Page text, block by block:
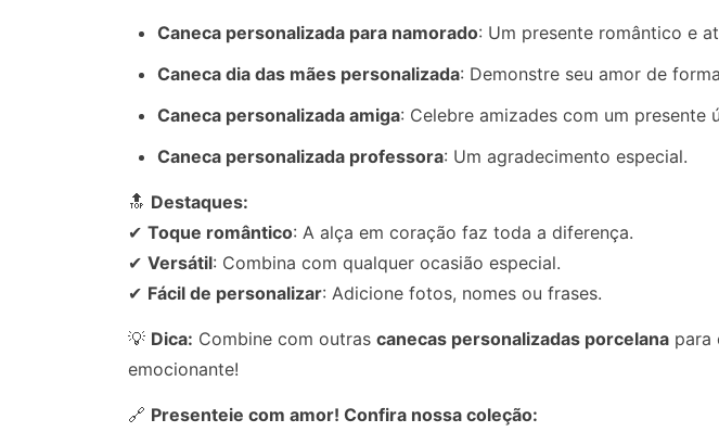
Caneca personalizada para namorado: Um presente romântico e
Caneca dia das mães personalizada: Demonstre seu amor de
Caneca personalizada amiga: Celebre amizades com um presente
Caneca personalizada professora: Um agradecimento especial.
🔝 Destaques:
✔ Toque romântico: A alça em coração faz toda a diferença.
✔ Versátil: Combina com qualquer ocasião especial.
✔ Fácil de personalizar: Adicione fotos, nomes ou frases.
💡 Dica: Combine com outras canecas personalizadas porcelana para
emocionante!
🔗 Presenteie com amor! Confira nossa coleção: